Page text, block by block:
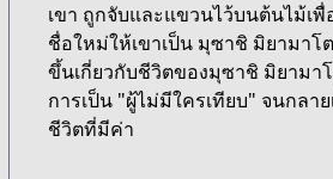
4063286193/
manga/vagabond
เขา ถูกจับและแขวนไว้บนต้นไม้เ
ชื่อใหม่ให้เขาเป็น มุซาชิ มิยามาโ
ขึ้นเกี่ยวกับชีวิตของมุซาชิ มิยามา
การเป็น "ผู้ไม่มีใครเทียบ" จนกล
ชีวิตที่มีค่า